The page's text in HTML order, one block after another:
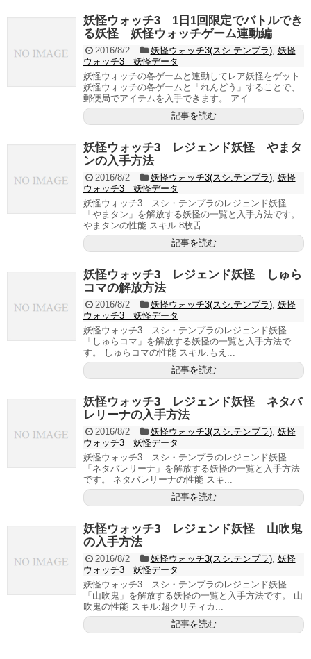
妖怪ウォッチ3 1日1回限定でバトルでき
る妖怪 妖怪ウォッチゲーム連動編
2016/8/2 妖怪ウォッチ3(スシ.テンプラ), 妖怪
ウォッチ3 妖怪データ
妖怪ウォッチの各ゲームと連動してレア妖怪をゲット
妖怪ウォッチの各ゲームと「れんどう」することで、
郵便局でアイテムを入手できます。 アイ...
記事を読む
妖怪ウォッチ3 レジェンド妖怪 やまタ
ンの入手方法
2016/8/2 妖怪ウォッチ3(スシ.テンプラ), 妖怪
ウォッチ3 妖怪データ
妖怪ウォッチ3 スシ・テンプラのレジェンド妖怪
「やまタン」を解放する妖怪の一覧と入手方法です。
やまタンの性能 スキル:8枚舌 ...
記事を読む
妖怪ウォッチ3 レジェンド妖怪 しゅら
コマの解放方法
2016/8/2 妖怪ウォッチ3(スシ.テンプラ), 妖怪
ウォッチ3 妖怪データ
妖怪ウォッチ3 スシ・テンプラのレジェンド妖怪
「しゅらコマ」を解放する妖怪の一覧と入手方法で
す。 しゅらコマの性能 スキル:もえ...
記事を読む
妖怪ウォッチ3 レジェンド妖怪 ネタバ
レリーナの入手方法
2016/8/2 妖怪ウォッチ3(スシ.テンプラ), 妖怪
ウォッチ3 妖怪データ
妖怪ウォッチ3 スシ・テンプラのレジェンド妖怪
「ネタバレリーナ」を解放する妖怪の一覧と入手方法
です。 ネタバレリーナの性能 スキ...
記事を読む
妖怪ウォッチ3 レジェンド妖怪 山吹鬼
の入手方法
2016/8/2 妖怪ウォッチ3(スシ.テンプラ), 妖怪
ウォッチ3 妖怪データ
妖怪ウォッチ3 スシ・テンプラのレジェンド妖怪
「山吹鬼」を解放する妖怪の一覧と入手方法です。 山
吹鬼の性能 スキル:超クリティカ...
記事を読む